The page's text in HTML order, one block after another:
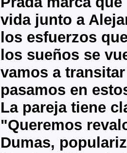
vida junto a
los esfuerzos
los sueños se
vamos a
pasamos en
La pareja tiene
"Queremos
Dumas,